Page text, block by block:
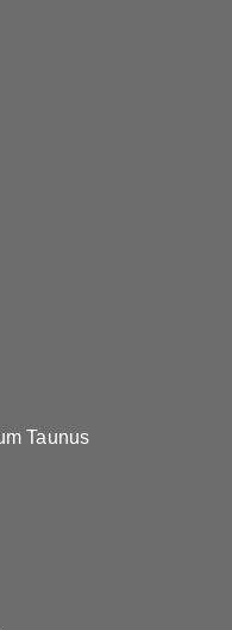
Taunus